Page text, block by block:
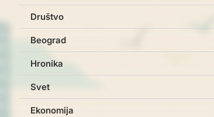
Društvo
Beograd
Hronika
Svet
Ekonomija